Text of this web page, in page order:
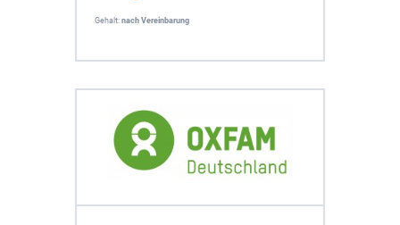
Gehalt: nach Vereinbarung